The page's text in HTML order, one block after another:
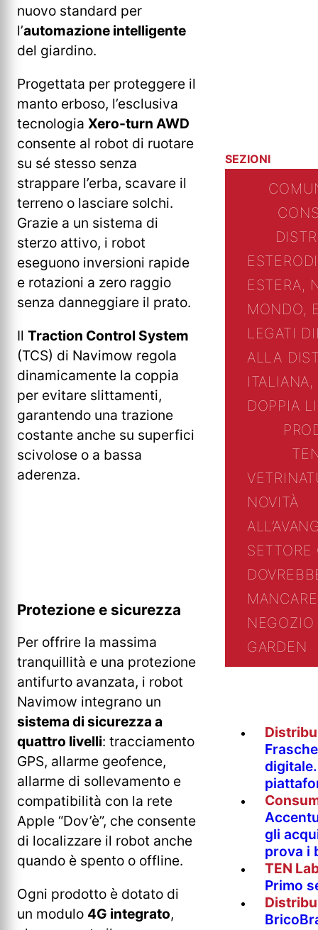
nuovo standard per
l’automazione intelligente
del giardino.
Progettata per proteggere il
manto erboso, l’esclusiva
tecnologia Xero-turn AWD
consente al robot di ruotare
su sé stesso senza
strappare l’erba, scavare il
terreno o lasciare solchi.
Grazie a un sistema di
sterzo attivo, i robot
eseguono inversioni rapide
e rotazioni a zero raggio
senza danneggiare il prato.
Il Traction Control System
(TCS) di Navimow regola
dinamicamente la coppia
per evitare slittamenti,
garantendo una trazione
costante anche su superfici
scivolose o a bassa
aderenza.
Protezione e sicurezza
Per offrire la massima
tranquillità e una protezione
antifurto avanzata, i robot
Navimow integrano un
sistema di sicurezza a
quattro livelli: tracciamento
GPS, allarme geofence,
allarme di sollevamento e
compatibilità con la rete
Apple “Dov’è”, che consente
di localizzare il robot anche
quando è spento o offline.
Ogni prodotto è dotato di
un modulo 4G integrato,
SEZIONI
ESTERO
ESTERA,
MONDO,
LEGATI
ALLA
DOPPIA
VETRINA
NOVITÀ
GARDEN
gli
prova i
TEN
Primo